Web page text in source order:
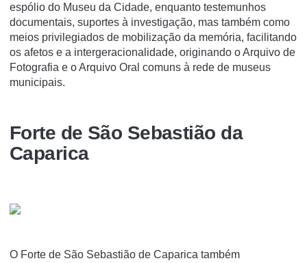
espólio do Museu da Cidade, enquanto testemunhos
documentais, suportes à investigação, mas também como
meios privilegiados de mobilização da memória, facilitando
os afetos e a intergeracionalidade, originando o Arquivo de
Fotografia e o Arquivo Oral comuns à rede de museus
municipais.
Forte de São Sebastião da
Caparica
O Forte de São Sebastião de Caparica também